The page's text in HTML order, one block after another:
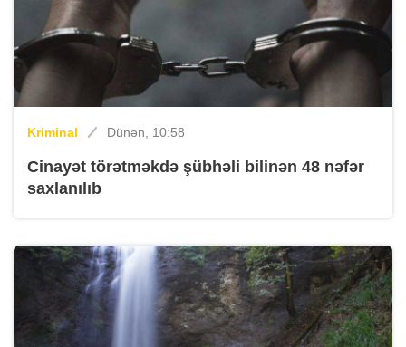
Kriminal Dünən, 10:58
Cinayət törətməkdə şübhəli bilinən 48 nəfər
saxlanılıb